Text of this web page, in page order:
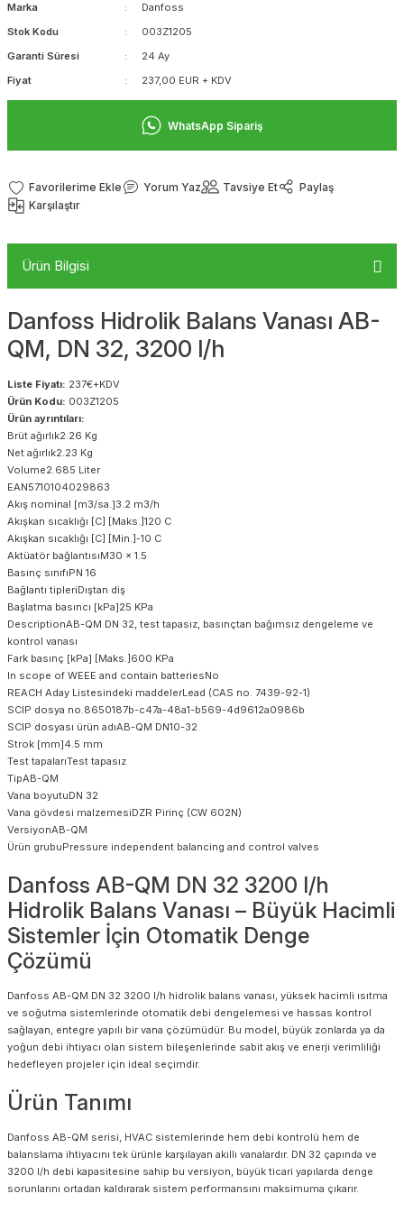
Marka
Danfoss
Stok Kodu
003Z1205
Garanti Süresi
24 Ay
Fiyat
237,00 EUR + KDV
WhatsApp Sipariş
Yorum Yaz Tavsiye Et
Paylaş
Karşılaştır
Ürün Bilgisi
Danfoss Hidrolik Balans Vanası AB-
QM, DN 32, 3200 l/h
Liste Fiyatı: 237€+KDV
Ürün Kodu: 003Z1205
Ürün ayrıntıları:
Brüt ağırlık2.26 Kg
Net ağırlık2.23 Kg
Volume2.685 Liter
EAN5710104029863
Akış nominal [m3/sa.]3.2 m3/h
Akışkan sıcaklığı [C] [Maks.]120 C
Akışkan sıcaklığı [C] [Min.]-10 C
Aktüatör bağlantısıM30 x 1.5
Basınç sınıfıPN 16
Bağlantı tipleriDıştan diş
Başlatma basıncı [kPa]25 KPa
DescriptionAB-QM DN 32, test tapasız, basınçtan bağımsız dengeleme ve
kontrol vanası
Fark basınç [kPa] [Maks.]600 KPa
In scope of WEEE and contain batteriesNo
REACH Aday Listesindeki maddelerLead (CAS no. 7439-92-1)
SCIP dosya no.8650187b-c47a-48a1-b569-4d9612a0986b
SCIP dosyası ürün adıAB-QM DN10-32
Strok [mm]4.5 mm
Test tapalarıTest tapasız
TipAB-QM
Vana boyutuDN 32
Vana gövdesi malzemesiDZR Pirinç (CW 602N)
VersiyonAB-QM
Ürün grubuPressure independent balancing and control valves
Danfoss AB-QM DN 32 3200 l/h
Hidrolik Balans Vanası – Büyük Hacimli
Sistemler İçin Otomatik Denge
Çözümü
Danfoss AB-QM DN 32 3200 l/h hidrolik balans vanası, yüksek hacimli ısıtma
ve soğutma sistemlerinde otomatik debi dengelemesi ve hassas kontrol
sağlayan, entegre yapılı bir vana çözümüdür. Bu model, büyük zonlarda ya da
yoğun debi ihtiyacı olan sistem bileşenlerinde sabit akış ve enerji verimliliği
hedefleyen projeler için ideal seçimdir.
Ürün Tanımı
Danfoss AB-QM serisi, HVAC sistemlerinde hem debi kontrolü hem de
balanslama ihtiyacını tek ürünle karşılayan akıllı vanalardır. DN 32 çapında ve
3200 l/h debi kapasitesine sahip bu versiyon, büyük ticari yapılarda denge
sorunlarını ortadan kaldırarak sistem performansını maksimuma çıkarır.